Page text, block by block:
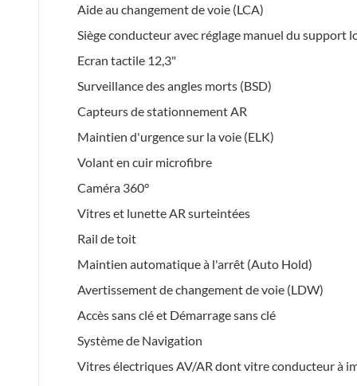
Aide au changement de voie (LCA)
Siège conducteur avec réglage manuel du support
Ecran tactile 12,3"
Surveillance des angles morts (BSD)
Capteurs de stationnement AR
Maintien d'urgence sur la voie (ELK)
Volant en cuir microfibre
Caméra 360°
Vitres et lunette AR surteintées
Rail de toit
Maintien automatique à l'arrêt (Auto Hold)
Avertissement de changement de voie (LDW)
Accès sans clé et Démarrage sans clé
Système de Navigation
Vitres électriques AV/AR dont vitre conducteur à